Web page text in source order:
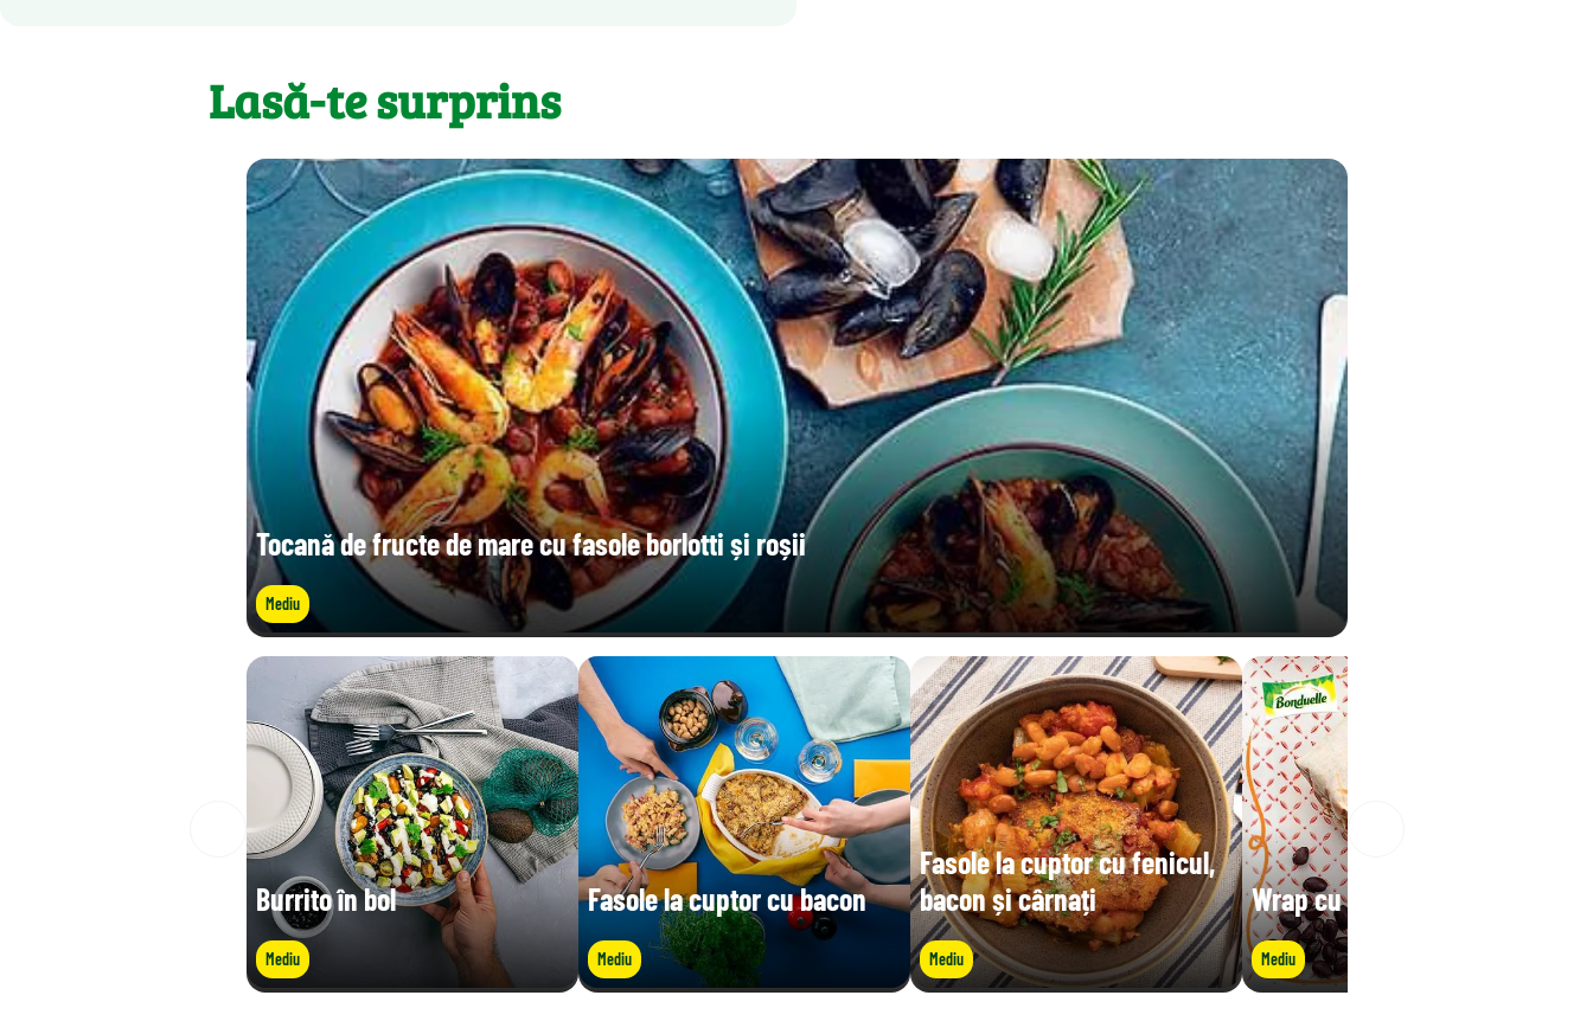
Lasă-te surprins
Tocană de fructe de mare cu fasole borlotti și roșii
Mediu
Burrito în bol
Mediu
Fasole la cuptor cu bacon
Mediu
Fasole la cuptor cu fenicul,
bacon și cârnați
Mediu
Wrap cu fasole neagră
Mediu